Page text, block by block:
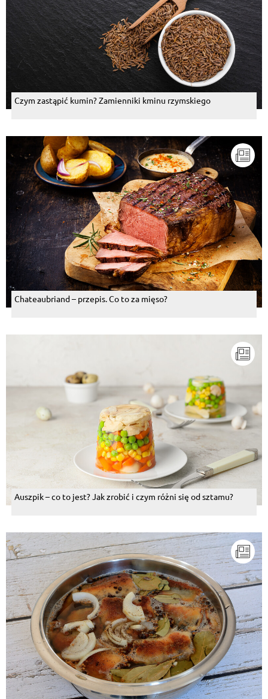
Czym zastąpić kumin? Zamienniki kminu rzymskiego
Chateaubriand – przepis. Co to za mięso?
Auszpik – co to jest? Jak zrobić i czym różni się od sztamu?